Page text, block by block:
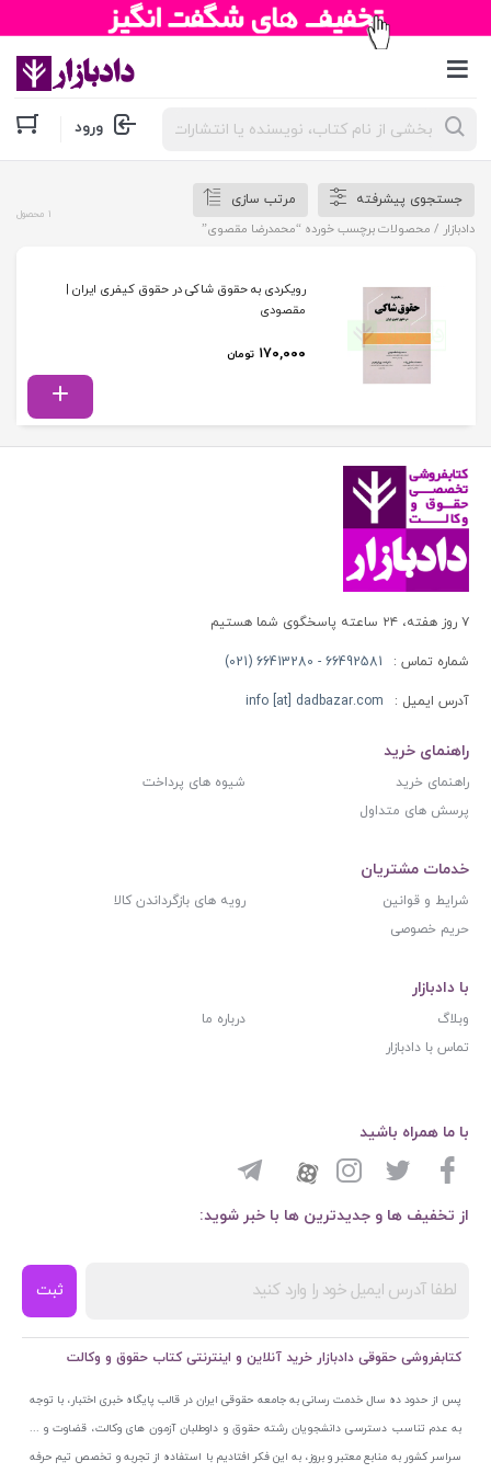
جستجوی
محصولات ورود
جستجوی پیشرفته
مرتب سازی
دادبازار / محصولات برچسب خورده “محمدرضا مقصوی”
1 محصول
رویکردی به حقوق شاکی در حقوق کیفری ایران |
مقصودی
۱۷۰,۰۰۰ تومان
۷ روز هفته، ۲۴ ساعته پاسخگوی شما هستیم
شماره تماس : 66492581 - 66413280 (021)
آدرس ایمیل : info [at] dadbazar.com
راهنمای خرید
راهنمای خرید
شیوه های پرداخت
پرسش های متداول
خدمات مشتریان
شرایط و قوانین
رویه های بازگرداندن کالا
حریم خصوصی
با دادبازار
وبلاگ
درباره ما
تماس با دادبازار
از تخفیف ها و جدیدترین ها با خبر شوید:
ثبت
با ما همراه باشید
کتابفروشی حقوقی دادبازار خرید آنلاین و اینترنتی کتاب حقوق و وکالت
پس از حدود ده سال خدمت رسانی به جامعه حقوقی ایران در قالب پایگاه خبری اختبار، با توجه
به عدم تناسب دسترسی دانشجویان رشته حقوق و داوطلبان آزمون های وکالت، قضاوت و ...
سراسر کشور به منابع معتبر و بروز، به این فکر افتادیم با استفاده از تجربه و تخصص تیم حرفه